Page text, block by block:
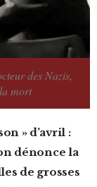
des Nazis,
mort
dénonce la
de grosses